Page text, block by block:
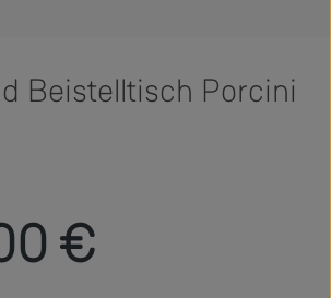
Beistelltisch Porcini
€